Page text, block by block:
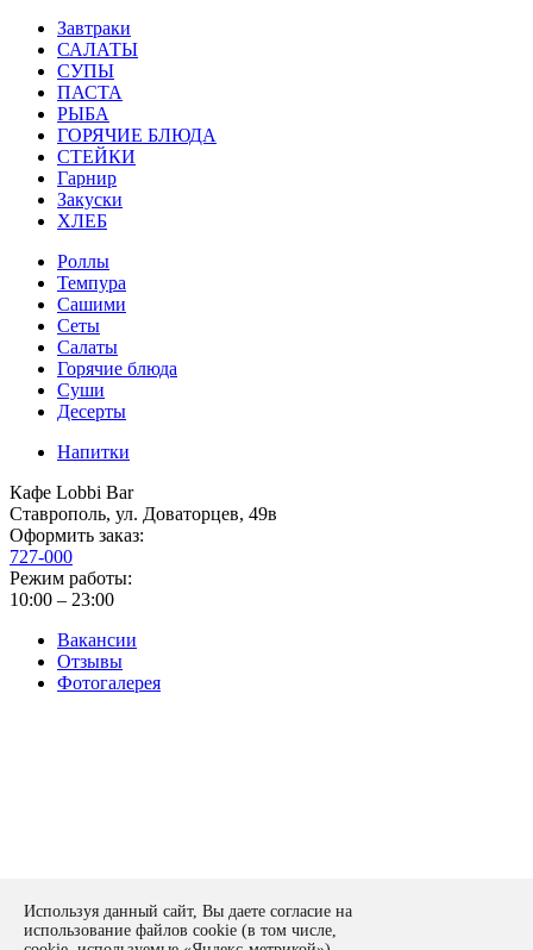
Завтраки
САЛАТЫ
СУПЫ
ПАСТА
РЫБА
ГОРЯЧИЕ БЛЮДА
СТЕЙКИ
Гарнир
Закуски
ХЛЕБ
Роллы
Темпура
Сашими
Сеты
Салаты
Горячие блюда
Суши
Десерты
Напитки
Кафе Lobbi Bar
Ставрополь, ул. Доваторцев, 49в
Оформить заказ:
727-000
Режим работы:
10:00 – 23:00
Вакансии
Отзывы
Фотогалерея
Политика конфиденциальности
Оставить заявку
Используя данный сайт, Вы даете согласие на
использование файлов cookie (в том числе,